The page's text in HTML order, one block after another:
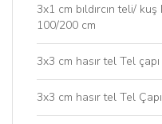
3x1 cm bıldırcın teli/
100/200 cm
3x3 cm hasır tel Tel
3x3 cm hasır tel Tel